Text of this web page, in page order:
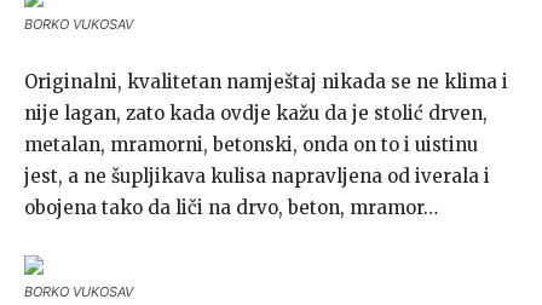
BORKO VUKOSAV
Originalni, kvalitetan namještaj nikada se ne klima i
nije lagan, zato kada ovdje kažu da je stolić drven,
metalan, mramorni, betonski, onda on to i uistinu
jest, a ne šupljikava kulisa napravljena od iverala i
obojena tako da liči na drvo, beton, mramor…
BORKO VUKOSAV